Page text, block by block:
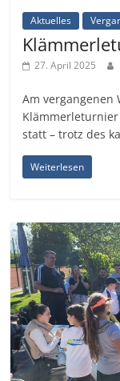
Aktuelles
27. April 2025
Am
statt – trotz des
Weiterlesen